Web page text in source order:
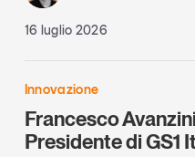
16 luglio 2026
Innovazione
Francesco
Presidente di GS1